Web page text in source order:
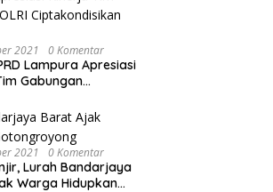
2021 0 Komentar
Lampura Apresiasi
Gabungan
Pilkades
2021 0 Komentar
Lurah Bandarjaya
Warga Hidupkan